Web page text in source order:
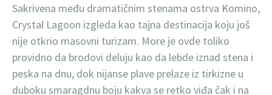
Sakrivena među dramatičnim stenama ostrva Komino,
Crystal Lagoon izgleda kao tajna destinacija koju još
nije otkrio masovni turizam. More je ovde toliko
providno da brodovi deluju kao da lebde iznad stena i
peska na dnu, dok nijanse plave prelaze iz tirkizne u
duboku smaragdnu boju kakva se retko viđa čak i na